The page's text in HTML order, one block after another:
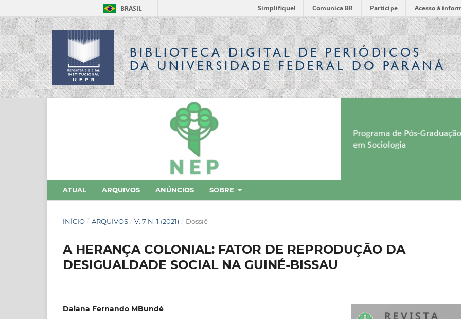
BRASIL Simplifique! Comunica BR Participe Acesso à
BIBLIOTECA DIGITALDE PERIÓDICOS
DA UNIVERSIDADE FEDERAL DO PARANÁ
ATUAL ARQUIVOS ANÚNCIOS SOBRE
INÍCIO / ARQUIVOS / V. 7 N. 1 (2021) / Dossiê
A HERANÇA COLONIAL: FATOR DE REPRODUÇÃO DA
DESIGUALDADE SOCIAL NA GUINÉ-BISSAU
Daiana Fernando MBundé